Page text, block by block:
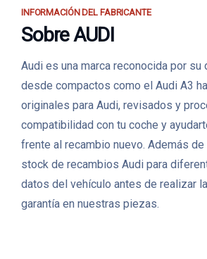
INFORMACIÓN DEL FABRICANTE
Sobre AUDI
Audi es una marca reconocida por
desde compactos como el Audi A3
originales para Audi, revisados y
compatibilidad con tu coche y
frente al recambio nuevo. Además
stock de recambios Audi para
datos del vehículo antes de realizar
garantía en nuestras piezas.